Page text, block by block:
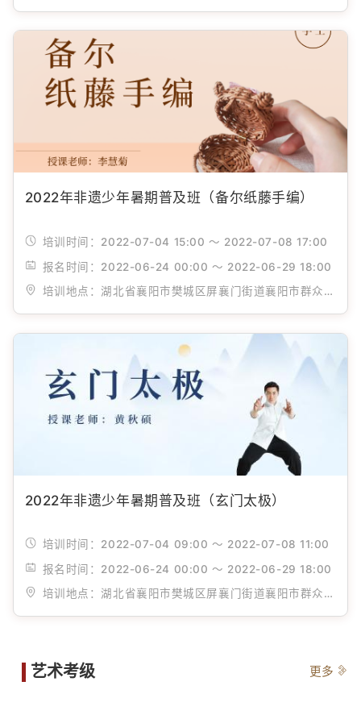
2022年非遗少年暑期普及班（备尔纸藤手编）
培训时间： 2022-07-04 15:00 ～ 2022-07-08 17:00
报名时间： 2022-06-24 00:00 ～ 2022-06-29 18:00
培训地点：
湖北省襄阳市樊城区屏襄门街道襄阳市群众艺术馆
2022年非遗少年暑期普及班（玄门太极）
培训时间： 2022-07-04 09:00 ～ 2022-07-08 11:00
报名时间： 2022-06-24 00:00 ～ 2022-06-29 18:00
培训地点：
湖北省襄阳市樊城区屏襄门街道襄阳市群众艺术馆
艺术考级 更多